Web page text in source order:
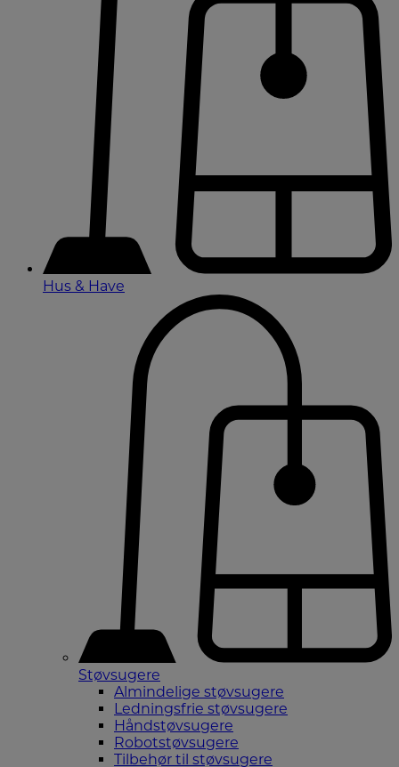
Hus & Have
Støvsugere
Almindelige støvsugere
Ledningsfrie støvsugere
Håndstøvsugere
Robotstøvsugere
Tilbehør til støvsugere